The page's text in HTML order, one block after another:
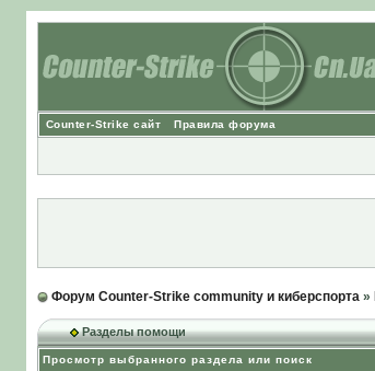
Counter-Strike сайт Правила форума
Форум Counter-Strike community и киберспорта»
Разделы помощи
Просмотр выбранного раздела или поиск